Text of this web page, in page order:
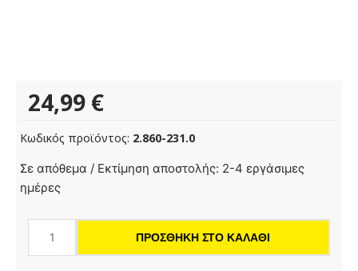
24,99 €
Κωδικός προϊόντος: 2.860-231.0
Σε απόθεμα / Εκτίμηση αποστολής: 2-4 εργάσιμες
ημέρες
Σετ
στρογγυλής
τεμαχίων)
ΠΡΟΣΘΉΚΗ ΣΤΟ ΚΑΛΆΘΙ